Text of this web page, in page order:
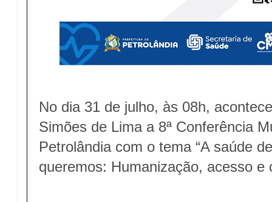
No dia 31 de julho, às 08h,
Simões de Lima a 8ª Conferência
Petrolândia com o tema “A saúde
queremos: Humanização, acesso e